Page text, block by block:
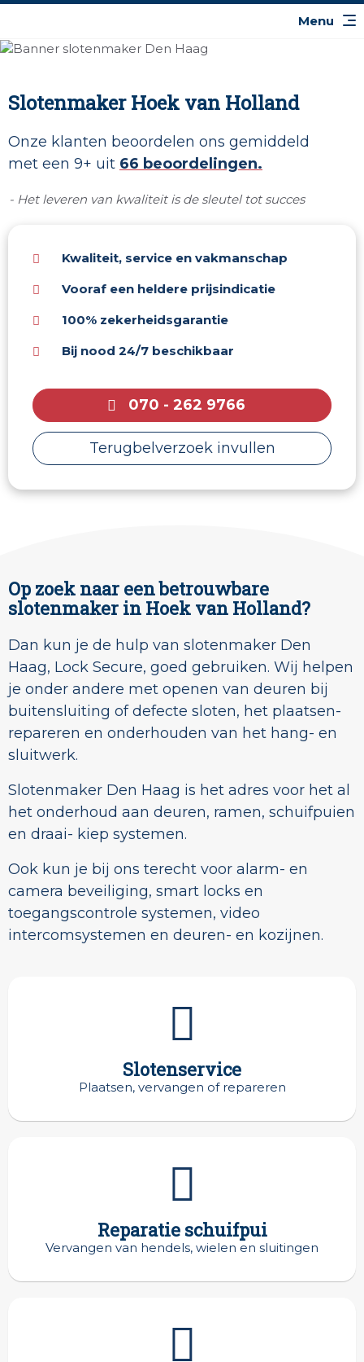
Slotenmaker Hoek van Holland
Onze klanten beoordelen ons gemiddeld
met een 9+ uit 66 beoordelingen.
- Het leveren van kwaliteit is de sleutel tot succes
Kwaliteit, service en vakmanschap
Vooraf een heldere prijsindicatie
100% zekerheidsgarantie
Bij nood 24/7 beschikbaar
070 - 262 9766
Terugbelverzoek invullen
Op zoek naar een betrouwbare
slotenmaker in Hoek van Holland?
Dan kun je de hulp van slotenmaker Den
Haag, Lock Secure, goed gebruiken. Wij helpen
je onder andere met openen van deuren bij
buitensluiting of defecte sloten, het plaatsen-
repareren en onderhouden van het hang- en
sluitwerk.
Slotenmaker Den Haag is het adres voor het al
het onderhoud aan deuren, ramen, schuifpuien
en draai- kiep systemen.
Ook kun je bij ons terecht voor alarm- en
camera beveiliging, smart locks en
toegangscontrole systemen, video
intercomsystemen en deuren- en kozijnen.
Slotenservice
Plaatsen, vervangen of repareren
Reparatie schuifpui
Vervangen van hendels, wielen en sluitingen